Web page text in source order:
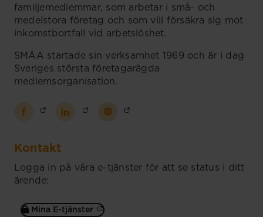
familjemedlemmar, som arbetar i små- och
medelstora företag och som vill försäkra sig mot
inkomstbortfall vid arbetslöshet.
SMÅA startade sin verksamhet 1969 och är i dag
Sveriges största företagarägda
medlemsorganisation.
Kontakt
Logga in på våra e-tjänster för att se status i ditt
ärende:
Mina E-tjänster